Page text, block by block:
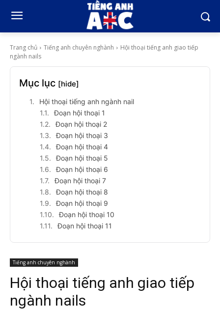
Trang chủ Tiếng anh chuyên nghành
Hội thoại tiếng anh giao tiếp
ngành nails
Tiếng anh chuyên nghành
Hội thoại tiếng anh giao tiếp
ngành nails
Mục lục [hide]
Hội thoại tiếng anh ngành nail
Đoạn hội thoại 1
Đoạn hội thoại 2
Đoạn hội thoại 3
Đoạn hội thoại 4
Đoạn hội thoại 5
Đoạn hội thoại 6
Đoạn hội thoại 7
Đoạn hội thoại 8
Đoạn hội thoại 9
Đoạn hội thoại 10
Đoạn hội thoại 11